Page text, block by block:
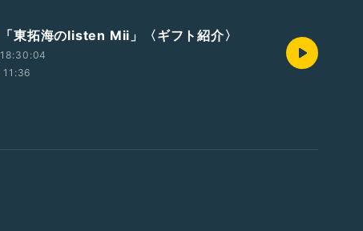
東拓海のlisten Mii」〈ギフト紹介〉
11:36